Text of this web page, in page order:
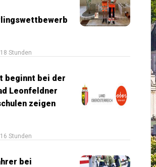
Stunden
beginnt bei der
Leonfeldner
zeigen
Stunden
bei